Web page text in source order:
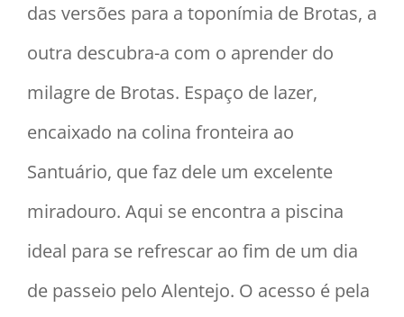
das versões para a toponímia de Brotas, a
outra descubra-a com o aprender do
milagre de Brotas. Espaço de lazer,
encaixado na colina fronteira ao
Santuário, que faz dele um excelente
miradouro. Aqui se encontra a piscina
ideal para se refrescar ao fim de um dia
de passeio pelo Alentejo. O acesso é pela